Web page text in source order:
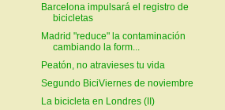
Barcelona impulsará el registro de
bicicletas
Madrid "reduce" la contaminación
cambiando la form...
Peatón, no atravieses tu vida
Segundo BiciViernes de noviembre
La bicicleta en Londres (II)